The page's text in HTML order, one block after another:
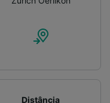
Distância